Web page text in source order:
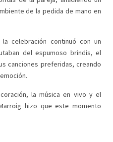
de la pedida de mano en
celebración continuó con un
del espumoso brindis, el
canciones preferidas, creando
la música en vivo y el
hizo que este momento